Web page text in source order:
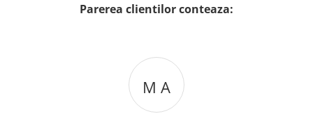
Parerea clientilor conteaza:
M A